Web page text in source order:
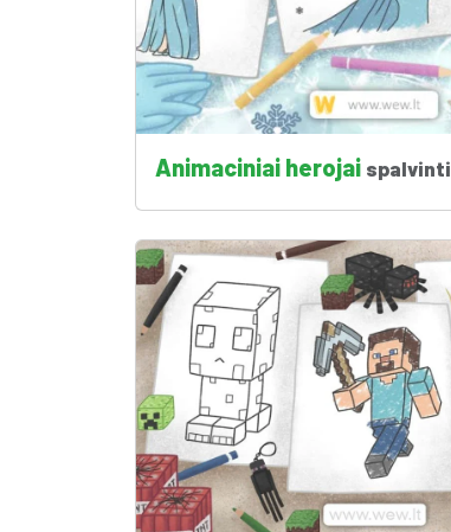
Animaciniai herojai spalvinti